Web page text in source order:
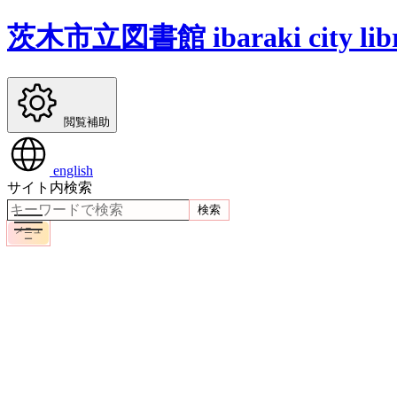
茨木市立図書館 ibaraki city
閲覧補助
english
サイト内検索
検索
メニュ
ー